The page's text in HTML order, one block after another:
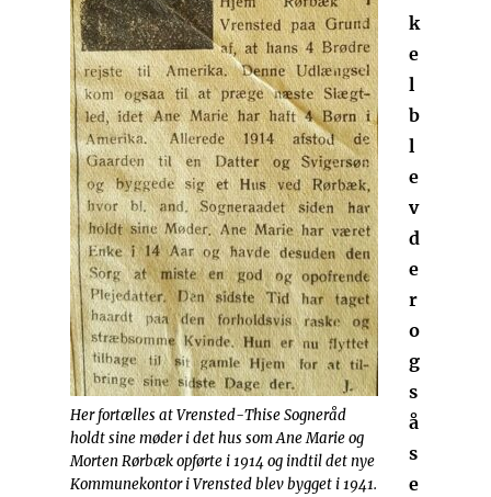
Her fortælles at Vrensted-Thise Sogneråd
holdt sine møder i det hus som Ane Marie og
Morten Rørbæk opførte i 1914 og indtil det nye
Kommunekontor i Vrensted blev bygget i 1941.
k
e
l
b
l
e
v
d
e
r
o
g
s
å
s
e